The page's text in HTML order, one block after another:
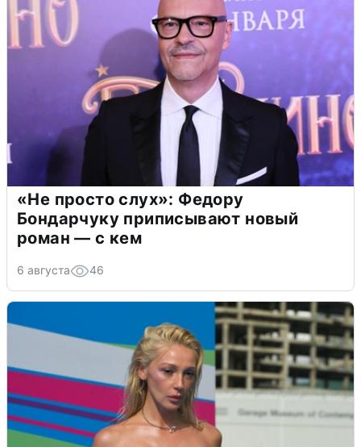
«Не просто слух»: Федору
Бондарчуку приписывают новый
роман — с кем
6 августа 46